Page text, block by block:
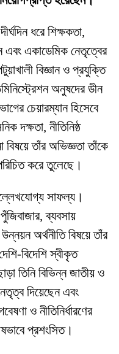
ধরে শিক্ষকতা,
এবং একাডেমিক নেতৃত্বের
বিজ্ঞান ও প্রযুক্তি
অনুষদের ডীন
চেয়ারম্যান হিসেবে
দক্ষতা, নীতিনিষ্ঠ
তাঁর অভিজ্ঞতা তাঁকে
করে তুলেছে।
সাফল্য।
ব্যবসায়
অর্থনীতি বিষয়ে তাঁর
বিদেশি স্বীকৃত
তিনি বিভিন্ন জাতীয় ও
দিয়েছেন এবং
ও নীতিনির্ধারণের
প্রশংসিত।